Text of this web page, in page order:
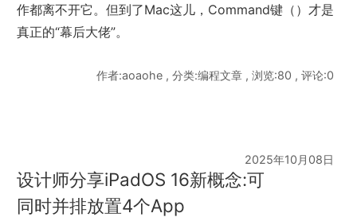
作都离不开它。但到了Mac这儿，Command键（）才是
真正的“幕后大佬”。
作者:aoaohe , 分类:编程文章 , 浏览:80 , 评论:0
2025年10月08日
设计师分享iPadOS 16新概念:可
同时并排放置4个App